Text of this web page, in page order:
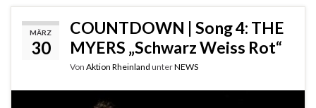
MÄRZ
30
COUNTDOWN | Song 4: THE
MYERS „Schwarz Weiss Rot“
Von Aktion Rheinland unterNEWS